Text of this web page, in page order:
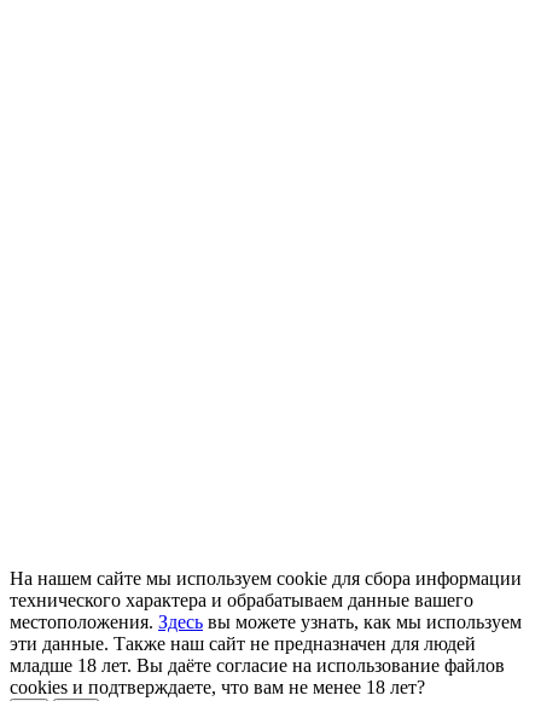
На нашем сайте мы используем cookie для сбора информации
технического характера и обрабатываем данные вашего
местоположения. Здесь вы можете узнать, как мы используем
эти данные. Также наш сайт не предназначен для людей
младше 18 лет. Вы даёте согласие на использование файлов
cookies и подтверждаете, что вам не менее 18 лет?